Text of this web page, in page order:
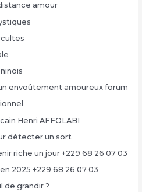
amour
envoûtement amoureux forum
Henri AFFOLABI
détecter un sort
riche un jour +229 68 26 07 03
2025 +229 68 26 07 03
de grandir ?